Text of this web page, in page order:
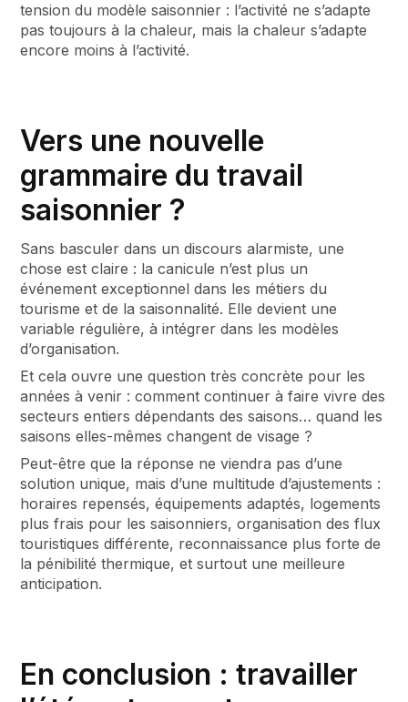
tension du modèle saisonnier : l’activité ne s’adapte
pas toujours à la chaleur, mais la chaleur s’adapte
encore moins à l’activité.
Vers une nouvelle
grammaire du travail
saisonnier ?
Sans basculer dans un discours alarmiste, une
chose est claire : la canicule n’est plus un
événement exceptionnel dans les métiers du
tourisme et de la saisonnalité. Elle devient une
variable régulière, à intégrer dans les modèles
d’organisation.
Et cela ouvre une question très concrète pour les
années à venir : comment continuer à faire vivre des
secteurs entiers dépendants des saisons… quand les
saisons elles-mêmes changent de visage ?
Peut-être que la réponse ne viendra pas d’une
solution unique, mais d’une multitude d’ajustements :
horaires repensés, équipements adaptés, logements
plus frais pour les saisonniers, organisation des flux
touristiques différente, reconnaissance plus forte de
la pénibilité thermique, et surtout une meilleure
anticipation.
En conclusion : travailler